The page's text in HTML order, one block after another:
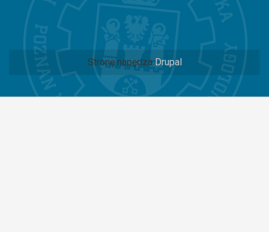
Stronę napędza Drupal